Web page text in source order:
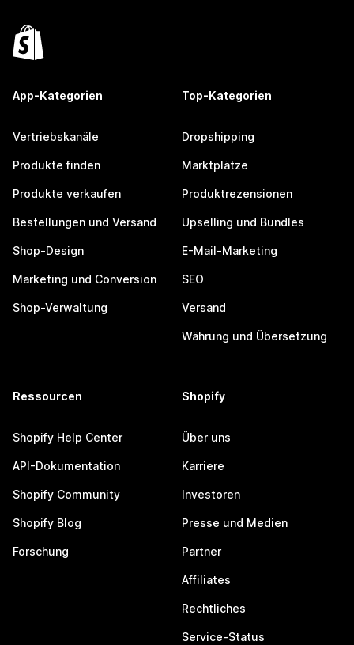
App-Kategorien
Vertriebskanäle
Produkte finden
Produkte verkaufen
Bestellungen und Versand
Shop-Design
Marketing und Conversion
Shop-Verwaltung
Top-Kategorien
Dropshipping
Marktplätze
Produktrezensionen
Upselling und Bundles
E-Mail-Marketing
SEO
Versand
Währung und Übersetzung
Ressourcen
Shopify Help Center
API-Dokumentation
Shopify Community
Shopify Blog
Forschung
Shopify
Über uns
Karriere
Investoren
Presse und Medien
Partner
Affiliates
Rechtliches
Service-Status